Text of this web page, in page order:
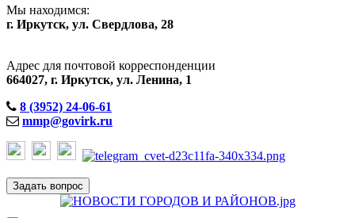
Мы находимся:
г. Иркутск, ул. Свердлова, 28
Адрес для почтовой корреспонденции
664027, г. Иркутск, ул. Ленина, 1
8 (3952) 24-06-61
mmp@govirk.ru
Задать вопрос